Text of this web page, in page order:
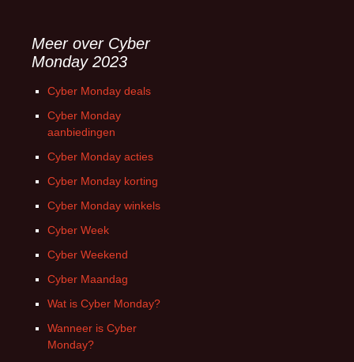
Meer over Cyber
Monday 2023
Cyber Monday deals
Cyber Monday
aanbiedingen
Cyber Monday acties
Cyber Monday korting
Cyber Monday winkels
Cyber Week
Cyber Weekend
Cyber Maandag
Wat is Cyber Monday?
Wanneer is Cyber
Monday?